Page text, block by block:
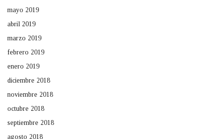
mayo 2019
abril 2019
marzo 2019
febrero 2019
enero 2019
diciembre 2018
noviembre 2018
octubre 2018
septiembre 2018
agosto 2018